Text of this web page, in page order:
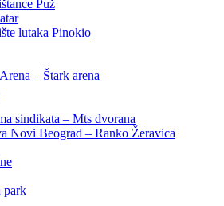
Puž
lutaka Pinokio
– Štark arena
sindikata – Mts dvorana
Novi Beograd – Ranko Žeravica
park